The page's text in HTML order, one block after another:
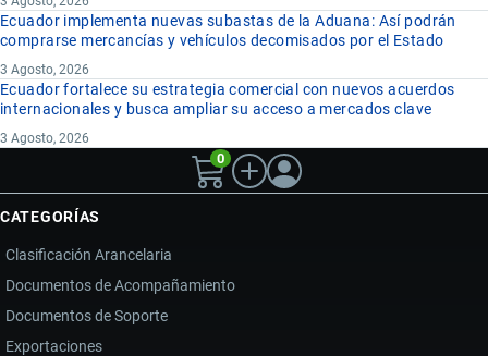
Ecuador implementa nuevas subastas de la Aduana: Así podrán
comprarse mercancías y vehículos decomisados por el Estado
3 Agosto, 2026
Ecuador fortalece su estrategia comercial con nuevos acuerdos
internacionales y busca ampliar su acceso a mercados clave
3 Agosto, 2026
0
CATEGORÍAS
Clasificación Arancelaria
Documentos de Acompañamiento
Documentos de Soporte
Exportaciones